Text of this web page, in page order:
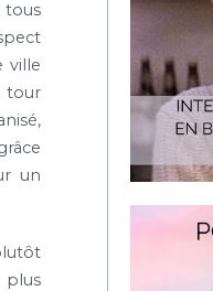
tous
ville
tour
un
plus